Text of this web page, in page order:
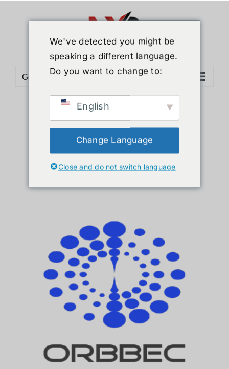
Go to...
คู่มือการใช้งาน
Azure Kinect V2
We've detected you might be
speaking a different language.
Do you want to change to:
English
Change Language
Close and do not switch language